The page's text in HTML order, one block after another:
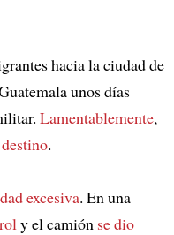
hacia la ciudad de
unos días
Lamentablemente,
.
excesiva. En una
y el camión se dio